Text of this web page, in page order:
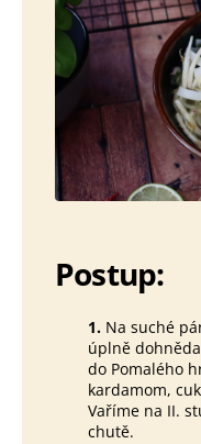
Postup:
1. Na suché
úplně
do Pomalého
kardamom,
Vaříme na II.
chutě.